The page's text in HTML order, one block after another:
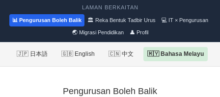
LAMAN BERKAITAN
📊 Pengurusan Boleh Balik 🏛 Reka Bentuk Tadbir Urus 💻 IT × Pengurusan
🌏 Migrasi Pendidikan 👤 Profil
🇯🇵 日本語 🇬🇧 English 🇨🇳 中文 🇲🇾 Bahasa Melayu
Pengurusan Boleh Balik